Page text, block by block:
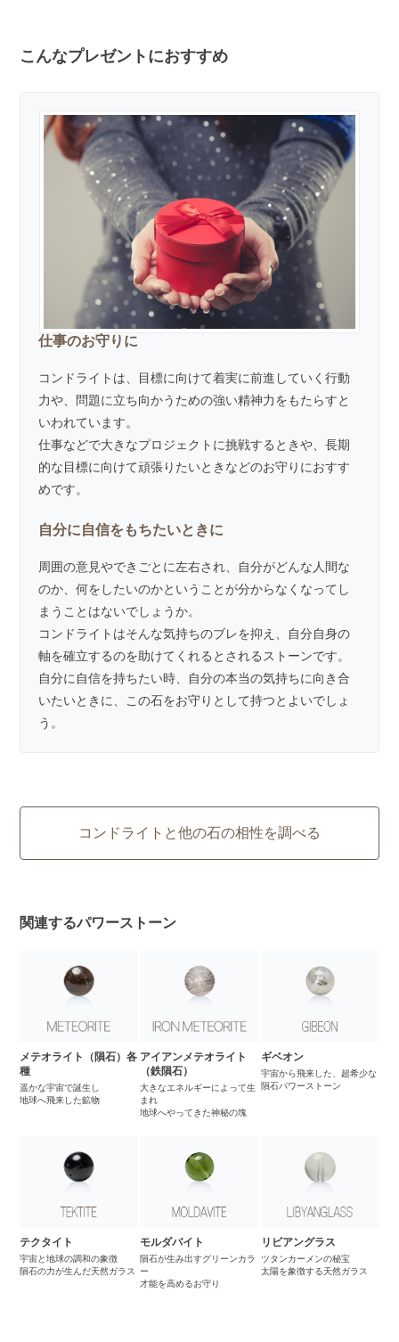
こんなプレゼントにおすすめ
仕事のお守りに
コンドライトは、目標に向けて着実に前進していく行動
力や、問題に立ち向かうための強い精神力をもたらすと
いわれています。
仕事などで大きなプロジェクトに挑戦するときや、長期
的な目標に向けて頑張りたいときなどのお守りにおすす
めです。
自分に自信をもちたいときに
周囲の意見やできごとに左右され、自分がどんな人間な
のか、何をしたいのかということが分からなくなってし
まうことはないでしょうか。
コンドライトはそんな気持ちのブレを抑え、自分自身の
軸を確立するのを助けてくれるとされるストーンです。
自分に自信を持ちたい時、自分の本当の気持ちに向き合
いたいときに、この石をお守りとして持つとよいでしょ
う。
コンドライトと他の石の相性を調べる
関連するパワーストーン
メテオライト（隕石）各
種
遥かな宇宙で誕生し
地球へ飛来した鉱物
アイアンメテオライト
（鉄隕石）
大きなエネルギーによって生
まれ
地球へやってきた神秘の塊
ギベオン
宇宙から飛来した、超希少な
隕石パワーストーン
テクタイト
宇宙と地球の調和の象徴
隕石の力が生んだ天然ガラス
モルダバイト
隕石が生み出すグリーンカラ
ー
才能を高めるお守り
リビアングラス
ツタンカーメンの秘宝
太陽を象徴する天然ガラス